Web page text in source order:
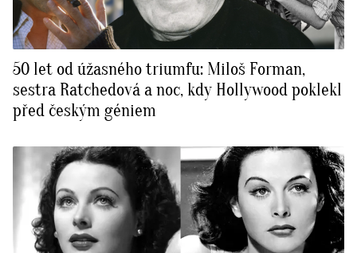
50 let od úžasného triumfu: Miloš Forman,
sestra Ratchedová a noc, kdy Hollywood poklekl
před českým géniem